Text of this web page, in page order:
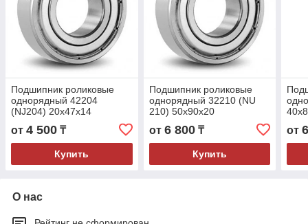
Подшипник роликовые
однорядный 42204
(NJ204) 20x47x14
от 4 500 ₸
Купить
Подшипник роликовые
однорядный 32210 (NU
210) 50x90x20
от 6 800₸
Купить
от
О нас